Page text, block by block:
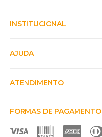
INSTITUCIONAL
AJUDA
ATENDIMENTO
FORMAS DE PAGAMENTO